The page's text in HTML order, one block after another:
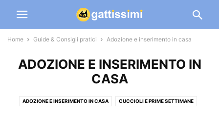
Home Guide & Consigli pratici Adozione e inserimento in casa
ADOZIONE E INSERIMENTO IN
CASA
ADOZIONE E INSERIMENTO IN CASA CUCCIOLI E PRIME SETTIMANE